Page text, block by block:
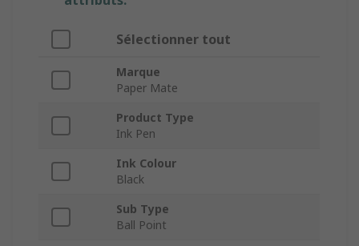
Sélectionner tout
Marque
Paper Mate
Product Type
Ink Pen
Ink Colour
Black
Sub Type
Ball Point